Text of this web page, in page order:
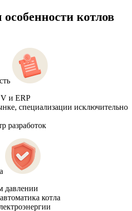
котлов
и ERP
специализации исключительно
разработок
давлении
котла